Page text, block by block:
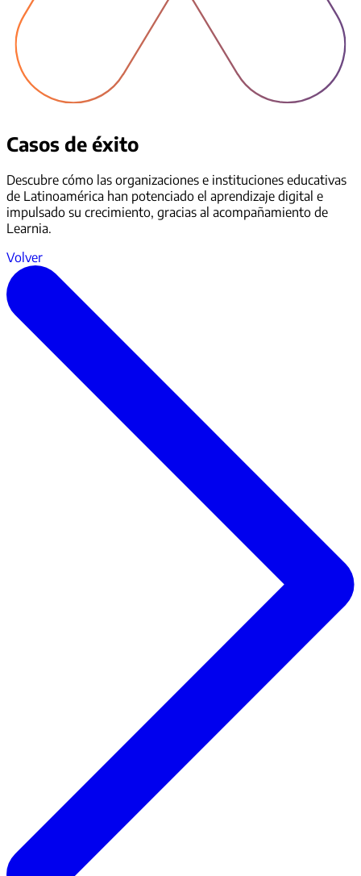
Casos de éxito
Descubre cómo las organizaciones e instituciones educativas
de Latinoamérica han potenciado el aprendizaje digital e
impulsado su crecimiento, gracias al acompañamiento de
Learnia.
Volver